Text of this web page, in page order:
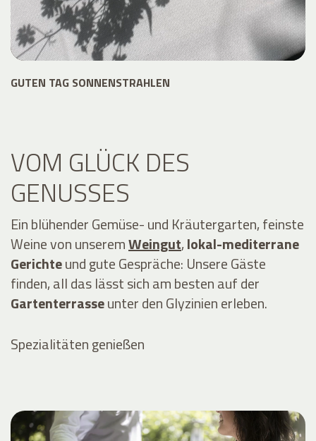
GUTEN TAG SONNENSTRAHLEN
VOM GLÜCK DES
GENUSSES
Ein blühender Gemüse- und Kräutergarten, feinste
Weine von unseremWeingut,lokal-mediterrane
Gerichteund gute Gespräche: Unsere Gäste
finden, all das lässt sich am besten auf der
Gartenterrasseunter den Glyzinien erleben.
Spezialitäten genießen